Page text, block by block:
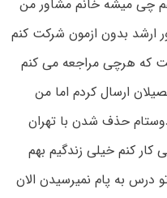
چی میشه خانم مشاور من
ارشد بدون ازمون شرکت کنم
که هرچی مراجعه می کنم
ارسال کردم اما من
حذف شدن با تهران
کار کنم خیلی زندگیم بهم
به پام نمیرسیدن الان